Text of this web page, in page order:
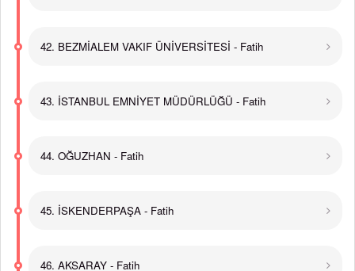
42. BEZMİALEM VAKIF ÜNİVERSİTESİ - Fatih
43. İSTANBUL EMNİYET MÜDÜRLÜĞÜ - Fatih
44. OĞUZHAN - Fatih
45. İSKENDERPAŞA - Fatih
46. AKSARAY - Fatih